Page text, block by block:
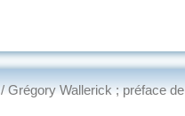
/ Grégory Wallerick ; préface